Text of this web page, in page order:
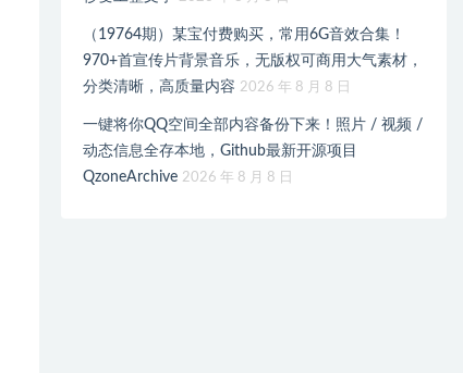
（19764期）某宝付费购买，常用6G音效合集！
970+首宣传片背景音乐，无版权可商用大气素材，
分类清晰，高质量内容 2026 年 8 月 8 日
一键将你QQ空间全部内容备份下来！照片 / 视频 /
动态信息全存本地，Github最新开源项目
QzoneArchive 2026 年 8 月 8 日